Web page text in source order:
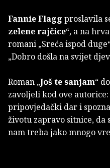
Fannie Flagg proslavila
zelene rajčice“, a na
romani „Sreća ispod
„Dobro došla na svijet
Roman „Još te sanjam“
zavoljeli kod ove
pripovjedački dar i
životu zapravo sitnice, da
nam treba jako mnogo